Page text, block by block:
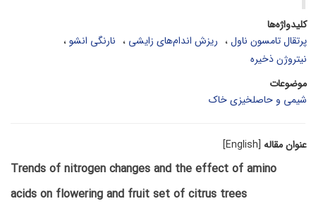
کلیدواژه‌ها
پرتقال تامسون ناول
ریزش اندام‌های زایشی
نارنگی انشو
نیتروژن ذخیره
موضوعات
شیمی و حاصلخیزی خاک
عنوان مقاله [English]
Trends of nitrogen changes and the effect of amino
acids on flowering and fruit set of citrus trees